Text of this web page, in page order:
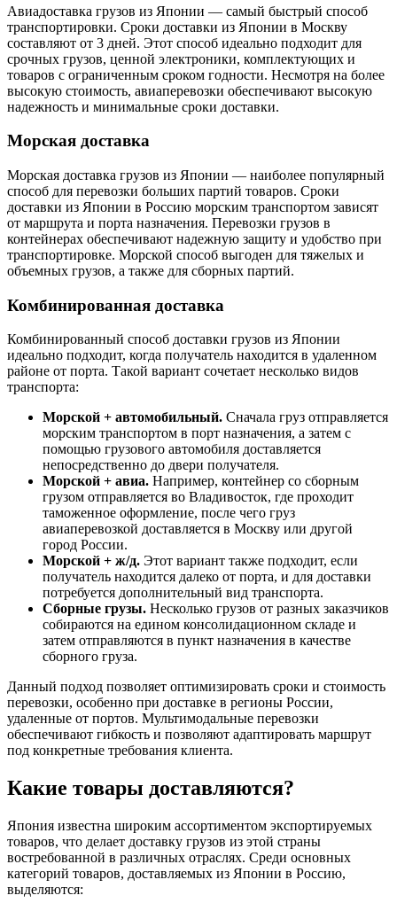
Авиадоставка грузов из Японии — самый быстрый способ
транспортировки. Сроки доставки из Японии в Москву
составляют от 3 дней. Этот способ идеально подходит для
срочных грузов, ценной электроники, комплектующих и
товаров с ограниченным сроком годности. Несмотря на более
высокую стоимость, авиаперевозки обеспечивают высокую
надежность и минимальные сроки доставки.
Морская доставка
Морская доставка грузов из Японии — наиболее популярный
способ для перевозки больших партий товаров. Сроки
доставки из Японии в Россию морским транспортом зависят
от маршрута и порта назначения. Перевозки грузов в
контейнерах обеспечивают надежную защиту и удобство при
транспортировке. Морской способ выгоден для тяжелых и
объемных грузов, а также для сборных партий.
Комбинированная доставка
Комбинированный способ доставки грузов из Японии
идеально подходит, когда получатель находится в удаленном
районе от порта. Такой вариант сочетает несколько видов
транспорта:
Морской + автомобильный. Сначала груз отправляется
морским транспортом в порт назначения, а затем с
помощью грузового автомобиля доставляется
непосредственно до двери получателя.
Морской + авиа. Например, контейнер со сборным
грузом отправляется во Владивосток, где проходит
таможенное оформление, после чего груз
авиаперевозкой доставляется в Москву или другой
город России.
Морской + ж/д. Этот вариант также подходит, если
получатель находится далеко от порта, и для доставки
потребуется дополнительный вид транспорта.
Сборные грузы. Несколько грузов от разных заказчиков
собираются на едином консолидационном складе и
затем отправляются в пункт назначения в качестве
сборного груза.
Данный подход позволяет оптимизировать сроки и стоимость
перевозки, особенно при доставке в регионы России,
удаленные от портов. Мультимодальные перевозки
обеспечивают гибкость и позволяют адаптировать маршрут
под конкретные требования клиента.
Какие товары доставляются?
Япония известна широким ассортиментом экспортируемых
товаров, что делает доставку грузов из этой страны
востребованной в различных отраслях. Среди основных
категорий товаров, доставляемых из Японии в Россию,
выделяются: